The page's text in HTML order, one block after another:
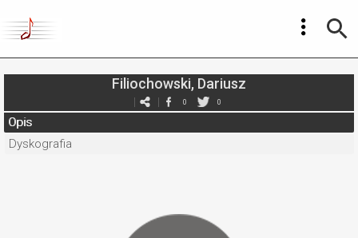
Filiochowski, Dariusz
0 0
Opis
Dyskografia